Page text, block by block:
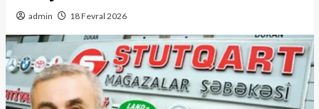
admin 18 Fevral 2026